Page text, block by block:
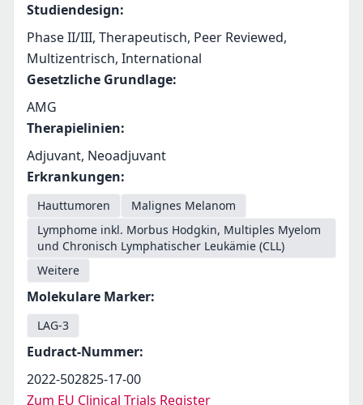
Studiendesign:
Phase II/III, Therapeutisch, Peer Reviewed,
Multizentrisch, International
Gesetzliche Grundlage:
AMG
Therapielinien:
Adjuvant, Neoadjuvant
Erkrankungen:
Hauttumoren
Malignes Melanom
Lymphome inkl. Morbus Hodgkin, Multiples Myelom
und Chronisch Lymphatischer Leukämie (CLL)
Weitere
Molekulare Marker:
LAG-3
Eudract-Nummer:
2022-502825-17-00
Zum EU Clinical Trials Register